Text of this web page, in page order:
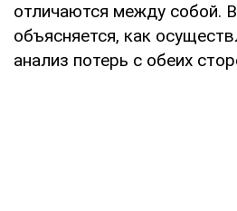
отличаются между собой.
объясняется, как
анализ потерь с обеих